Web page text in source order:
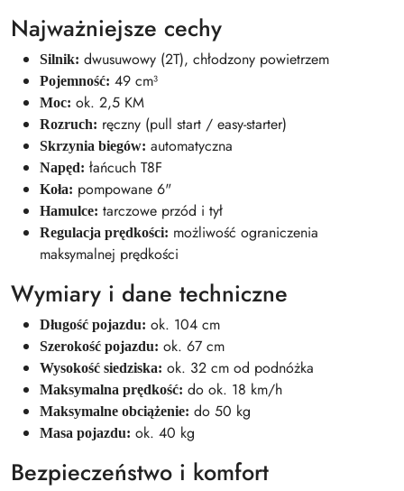
Najważniejsze cechy
Silnik: dwusuwowy (2T), chłodzony powietrzem
Pojemność: 49 cm³
Moc: ok. 2,5 KM
Rozruch: ręczny (pull start / easy-starter)
Skrzynia biegów: automatyczna
Napęd: łańcuch T8F
Koła: pompowane 6"
Hamulce: tarczowe przód i tył
Regulacja prędkości: możliwość ograniczenia
maksymalnej prędkości
Wymiary i dane techniczne
Długość pojazdu: ok. 104 cm
Szerokość pojazdu: ok. 67 cm
Wysokość siedziska: ok. 32 cm od podnóżka
Maksymalna prędkość: do ok. 18 km/h
Maksymalne obciążenie: do 50 kg
Masa pojazdu: ok. 40 kg
Bezpieczeństwo i komfort